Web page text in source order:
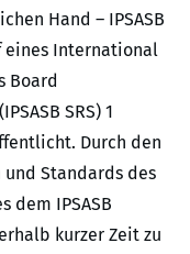
Hand – IPSASB
eines International
Board
SRS) 1
Durch den
Standards des
dem IPSASB
kurzer Zeit zu